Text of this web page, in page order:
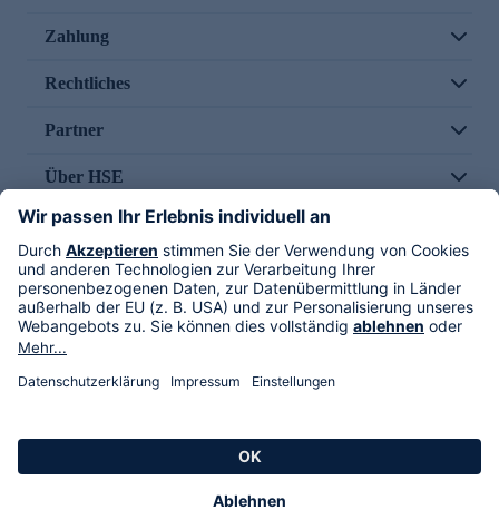
Zahlung
Rechtliches
Partner
Über HSE
Im TV
HSE International